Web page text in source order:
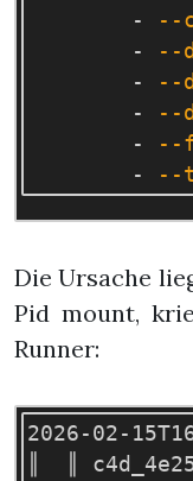
-
--
-
--
-
--
-
--
-
--
-
--
Die Ursache
Pid mount,
Runner:
2026-02-
║  ║